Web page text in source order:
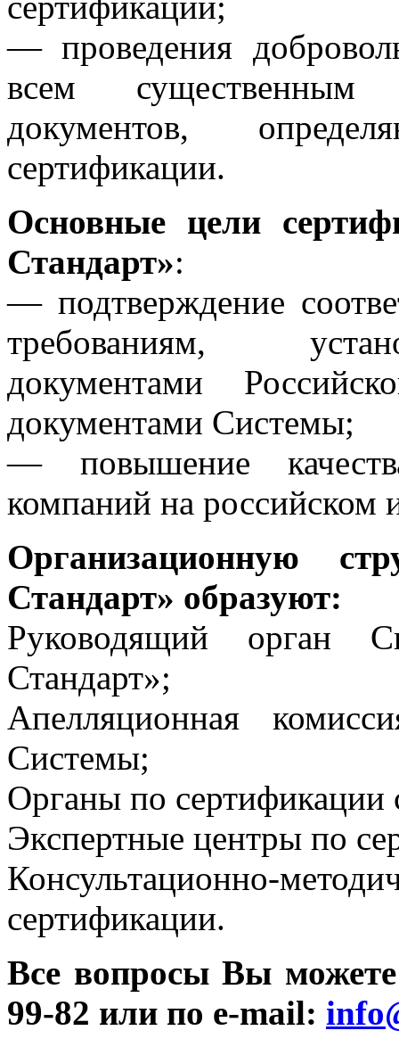
— проведения
всем существенным
документов,
сертификации.
Основные цели
Стандарт»:
— подтверждение
требованиям,
документами
документами Системы;
— повышение
компаний на
Организационную
Стандарт» образуют:
Руководящий
Стандарт»;
Апелляционная
Системы;
Органы по сертификации
Экспертные центры по
Консультационно-
сертификации.
Все вопросы Вы
99-82 или по e-mail: